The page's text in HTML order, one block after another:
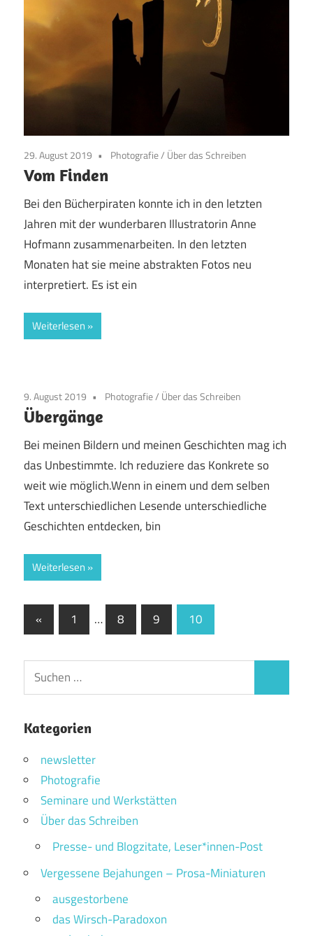
29. August 2019 Photografie/ Über das Schreiben
Vom Finden
Bei den Bücherpiraten konnte ich in den letzten
Jahren mit der wunderbaren Illustratorin Anne
Hofmann zusammenarbeiten. In den letzten
Monaten hat sie meine abstrakten Fotos neu
interpretiert. Es ist ein
Weiterlesen
9. August 2019 Photografie/ Über das Schreiben
Übergänge
Bei meinen Bildern und meinen Geschichten mag ich
das Unbestimmte. Ich reduziere das Konkrete so
weit wie möglich.Wenn in einem und dem selben
Text unterschiedlichen Lesende unterschiedliche
Geschichten entdecken, bin
Weiterlesen
Seitennummerierung
der
Beiträge
« Vorherige
Beiträge
1 … 8 9 10
Suchen
nach:
Kategorien
newsletter
Photografie
Seminare und Werkstätten
Über das Schreiben
Presse- und Blogzitate, Leser*innen-Post
Vergessene Bejahungen – Prosa-Miniaturen
ausgestorbene
das Wirsch-Paradoxon